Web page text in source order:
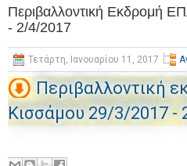
Περιβαλλοντική Εκδρομή
- 2/4/2017
Τετάρτη, Ιανουαρίου 11, 2017
Περιβαλλοντική
Κισσάμου 29/3/2017 -